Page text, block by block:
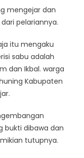
mengejar dan
pelariannya.
itu mengaku
sabu adalah
dan Ikbal. warga
Kabupaten
bukti dibawa dan
tutupnya.